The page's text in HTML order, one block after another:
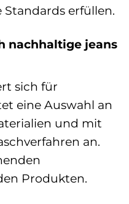
erfüllen.
nachhaltige jeans
sich für
eine Auswahl an
und mit
an.
Produkten.